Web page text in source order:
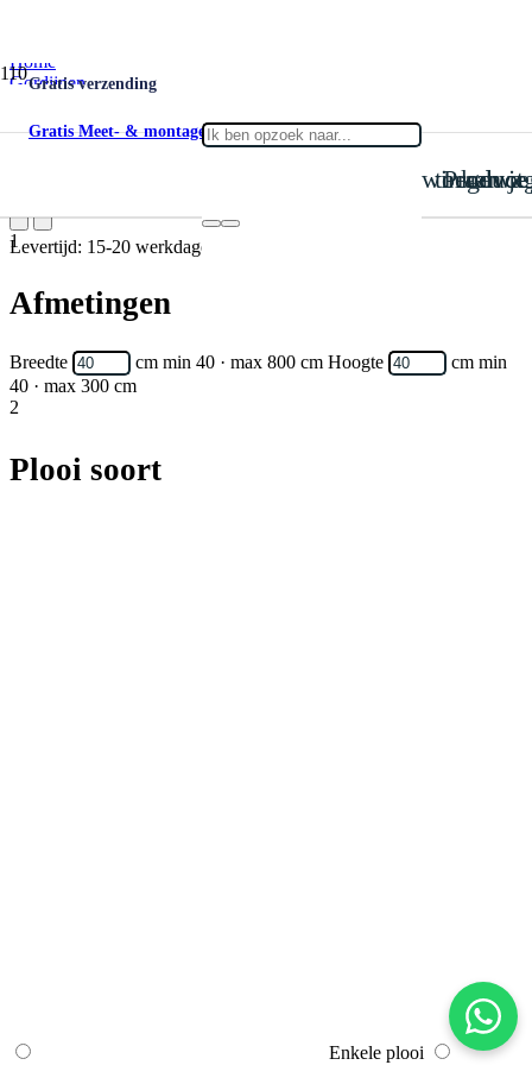
Gratis verzending
Gratis Meet- & montageservice
Product
is toegevoegd aan je
Home
Gordijnen
Inbetween Murmur 002
Levertijd: 15-20 werkdagen
1
Afmetingen
Breedte cm min 40 · max 800 cm Hoogte cm min
40 · max 300 cm
2
Plooi soort
Enkele plooi